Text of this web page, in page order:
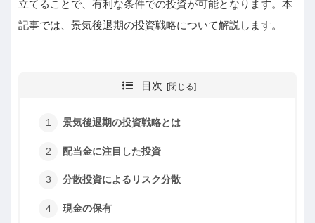
立てることで、有利な条件での投資が可能となります。本
記事では、景気後退期の投資戦略について解説します。
目次
景気後退期の投資戦略とは
配当金に注目した投資
分散投資によるリスク分散
現金の保有